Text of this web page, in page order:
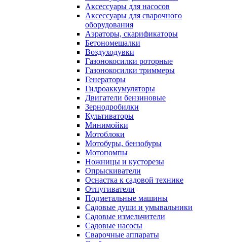
Аксессуары для насосов
Аксессуары для сварочного
оборудования
Аэраторы, скарификаторы
Бетономешалки
Воздуходувки
Газонокосилки роторные
Газонокосилки триммеры
Генераторы
Гидроаккумуляторы
Двигатели бензиновые
Зернодробилки
Культиваторы
Минимойки
Мотоблоки
Мотобуры, бензобуры
Мотопомпы
Ножницы и кусторезы
Опрыскиватели
Оснастка к садовой технике
Отпугиватели
Подметальные машины
Садовые души и умывальники
Садовые измельчители
Садовые насосы
Сварочные аппараты